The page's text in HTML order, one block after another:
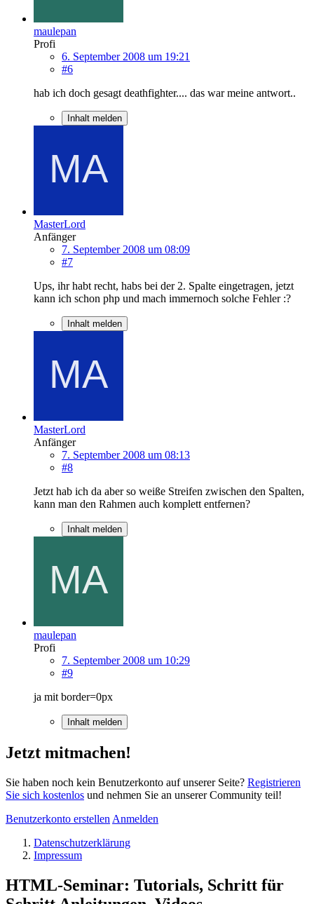
maulepan
Profi
6. September 2008 um 19:21
#6
hab ich doch gesagt deathfighter.... das war meine antwort..
Inhalt melden
MasterLord
Anfänger
7. September 2008 um 08:09
#7
Ups, ihr habt recht, habs bei der 2. Spalte eingetragen, jetzt
kann ich schon php und mach immernoch solche Fehler :?
Inhalt melden
MasterLord
Anfänger
7. September 2008 um 08:13
#8
Jetzt hab ich da aber so weiße Streifen zwischen den Spalten,
kann man den Rahmen auch komplett entfernen?
Inhalt melden
maulepan
Profi
7. September 2008 um 10:29
#9
ja mit border=0px
Inhalt melden
Jetzt mitmachen!
Sie haben noch kein Benutzerkonto auf unserer Seite? Registrieren
Sie sich kostenlos und nehmen Sie an unserer Community teil!
Benutzerkonto erstellen Anmelden
Datenschutzerklärung
Impressum
HTML-Seminar: Tutorials, Schritt für